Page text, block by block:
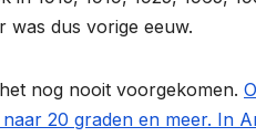
was dus vorige eeuw.
nog nooit voorgekomen.
20 graden en meer. In